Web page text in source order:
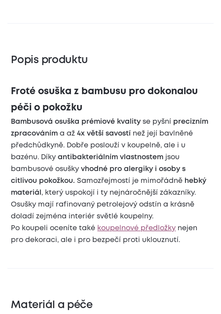
Popis produktu
Froté osuška z bambusu pro dokonalou
péči o pokožku
Bambusová osuška prémiové kvality se pyšní precizním
zpracováním a až4x větší savostí než její bavlněné
předchůdkyně. Dobře poslouží v koupelně, ale i u
bazénu. Díkyantibakteriálním vlastnostem jsou
bambusové osuškyvhodné pro alergiky i osoby s
citlivou pokožkou. Samozřejmostí je mimořádně hebký
materiál , který uspokojí i ty nejnáročnější zákazníky.
Osušky mají rafinovaný petrolejový odstín a krásně
doladí zejména interiér světlé koupelny.
Po koupeli oceníte také koupelnové předložky nejen
pro dekoraci, ale i pro bezpečí proti uklouznutí.
Materiál a péče